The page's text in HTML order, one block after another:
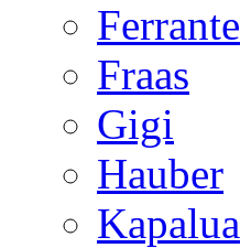
Ferrante
Fraas
Gigi
Hauber
Kapalua